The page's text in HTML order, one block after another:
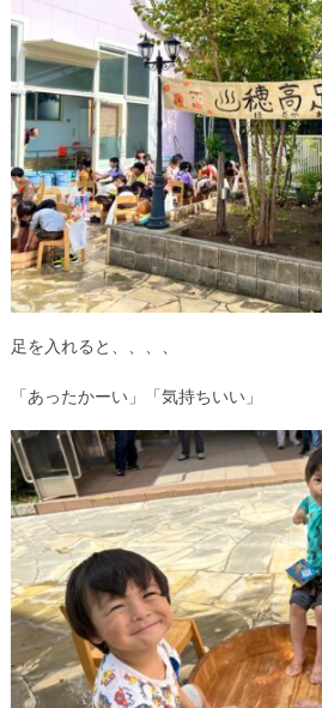
足を入れると、、、、
「あったかーい」「気持ちいい」